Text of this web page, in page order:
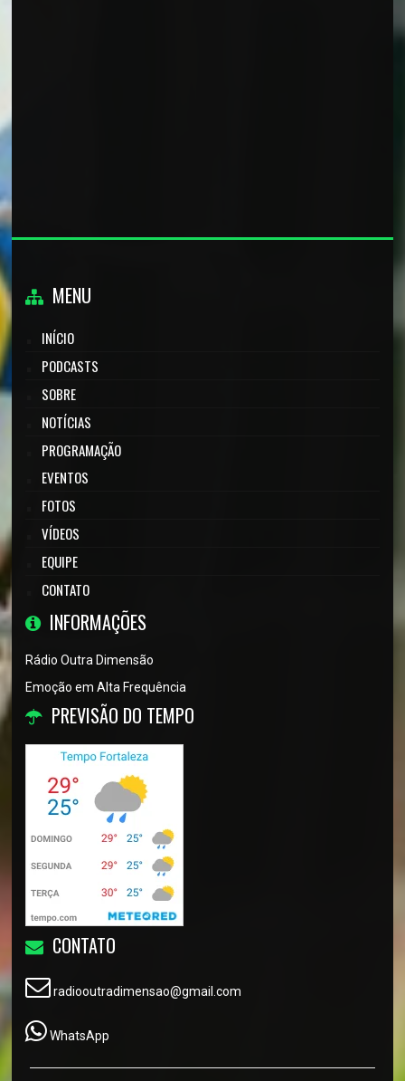
MENU
INÍCIO
PODCASTS
SOBRE
NOTÍCIAS
PROGRAMAÇÃO
EVENTOS
FOTOS
VÍDEOS
EQUIPE
CONTATO
INFORMAÇÕES
Rádio Outra Dimensão
Emoção em Alta Frequência
PREVISÃO DO TEMPO
CONTATO
radiooutradimensao@gmail.com
WhatsApp